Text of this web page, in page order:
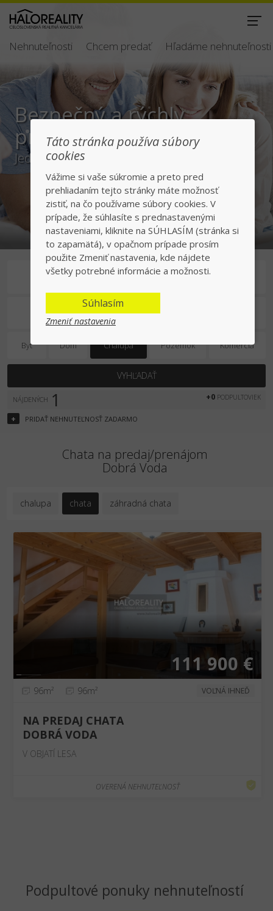
Nehnuteľnosti Chcem predať Hľadáme nehnuteľnosti
Bezpečný a rýchly
predaj/kúpa
Jednotka v realitách na slovenskom trhu
Predaj/prenájom
Byt Dom Chalupa Pozemok Komercia
VYHĽADAŤ
NÁJDENÝCH 1 +0 PODPULTOVIEK
+ PRIDAŤ NEHNUTEĽNOSŤ ZADARMO
Chata na predaj/prenájom
Dobrá Voda
chalupa chata záhradná chata
❯
111 900 €
96m² 96m² VOĽNÁ IHNEĎ
NA PREDAJ CHATA
DOBRÁ VODA
V OBJATÍ LESA
OVERENÁ NEHNUTEĽNOSŤ
Podpultové ponuky nehnuteľností
Táto stránka používa súbory
cookies
Vážime si vaše súkromie a preto pred
prehliadaním tejto stránky máte možnosť
zistiť, na čo používame súbory cookies. V
prípade, že súhlasíte s prednastavenými
nastaveniami, kliknite na SÚHLASÍM (stránka si
to zapamätá), v opačnom prípade prosím
použite Zmeniť nastavenia, kde nájdete
všetky potrebné informácie a možnosti.
Súhlasím
Zmeniť nastavenia